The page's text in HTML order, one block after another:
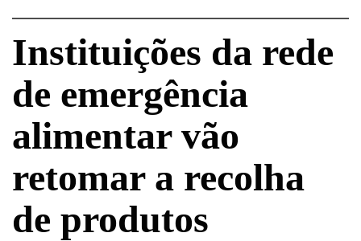
Instituições da rede
de emergência
alimentar vão
retomar a recolha
de produtos